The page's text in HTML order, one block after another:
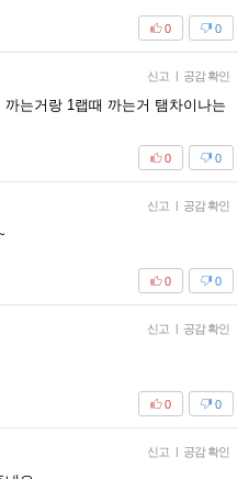
0
0
신고 | 공감 확인
는거랑 1랩때 까는거 탬차이나는
0
0
신고 | 공감 확인
0
0
신고 | 공감 확인
0
0
신고 | 공감 확인